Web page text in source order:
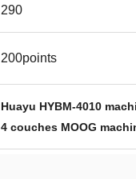
290
200points
Huayu HYBM-4010
4 couches MOOG